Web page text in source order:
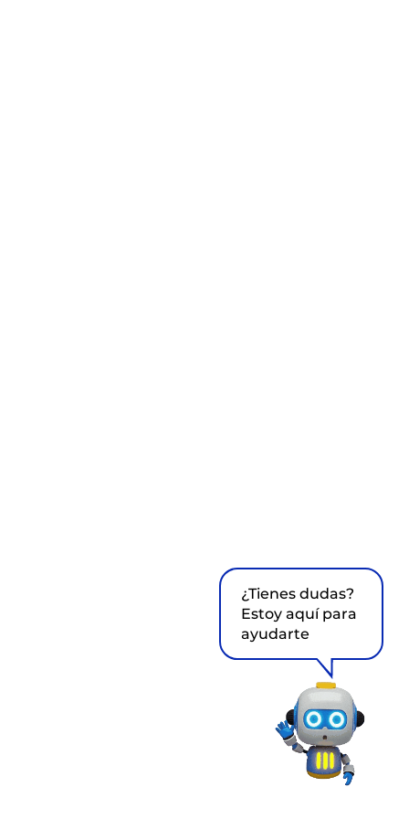
¿Tienes dudas?
Estoy aquí para
ayudarte